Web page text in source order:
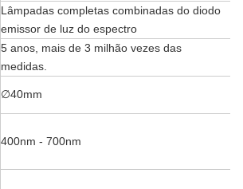
Lâmpadas completas combinadas do diodo
emissor de luz do espectro
5 anos, mais de 3 milhão vezes das
medidas.
∅40mm
400nm - 700nm